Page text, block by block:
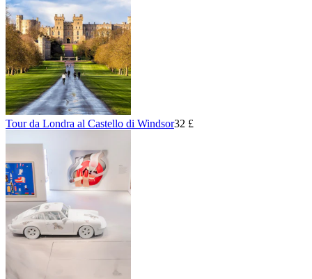
Tour da Londra al Castello di Windsor32 £